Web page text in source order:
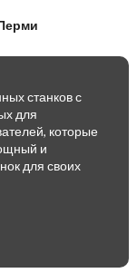
станков с
для
которые
и
для своих